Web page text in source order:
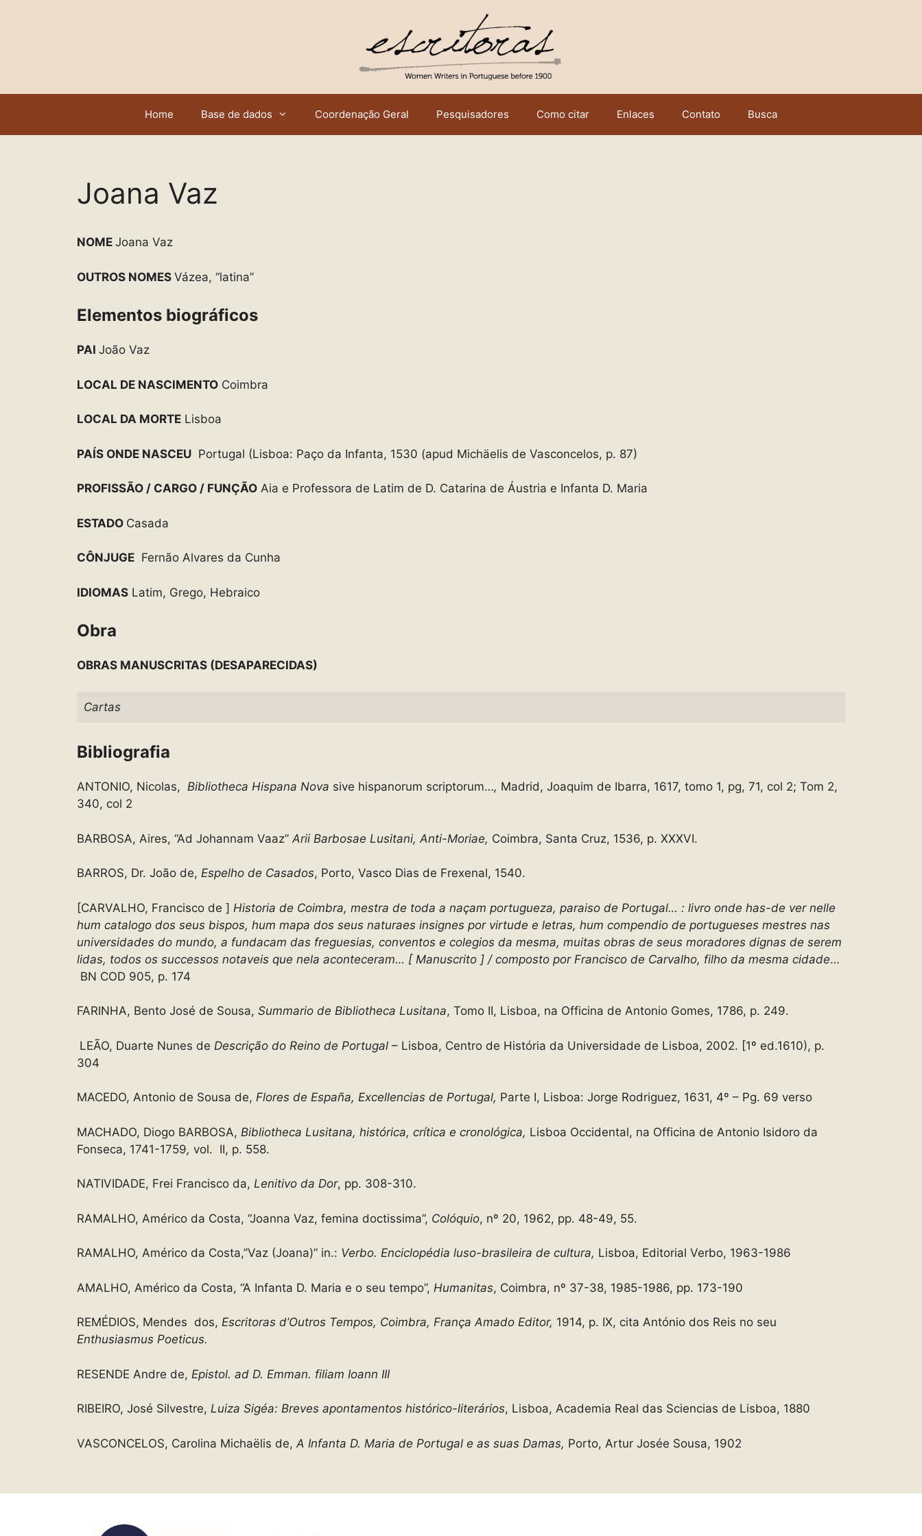
Home Base de dados Coordenação Geral Pesquisadores Como citar Enlaces Contato Busca
Joana Vaz
NOME Joana Vaz
OUTROS NOMES Vázea, “latina”
Elementos biográficos
PAI João Vaz
LOCAL DE NASCIMENTO Coimbra
LOCAL DA MORTE Lisboa
PAÍS ONDE NASCEU Portugal (Lisboa: Paço da Infanta, 1530 (apud Michäelis de Vasconcelos, p. 87)
PROFISSÃO / CARGO / FUNÇÃO Aia e Professora de Latim de D. Catarina de Áustria e Infanta D. Maria
ESTADO Casada
CÔNJUGE Fernão Alvares da Cunha
IDIOMAS Latim, Grego, Hebraico
Obra
OBRAS MANUSCRITAS (DESAPARECIDAS)
Cartas
Bibliografia
ANTONIO, Nicolas, Bibliotheca Hispana Nova sive hispanorum scriptorum…, Madrid, Joaquim de Ibarra, 1617, tomo 1, pg, 71, col 2; Tom 2,
340, col 2
BARBOSA, Aires, “Ad Johannam Vaaz” Arii Barbosae Lusitani, Anti-Moriae, Coimbra, Santa Cruz, 1536, p. XXXVI.
BARROS, Dr. João de, Espelho de Casados, Porto, Vasco Dias de Frexenal, 1540.
[CARVALHO, Francisco de ] Historia de Coimbra, mestra de toda a naçam portugueza, paraiso de Portugal… : livro onde has-de ver nelle
hum catalogo dos seus bispos, hum mapa dos seus naturaes insignes por virtude e letras, hum compendio de portugueses mestres nas
universidades do mundo, a fundacam das freguesias, conventos e colegios da mesma, muitas obras de seus moradores dignas de serem
lidas, todos os successos notaveis que nela aconteceram… [ Manuscrito ] / composto por Francisco de Carvalho, filho da mesma cidade…
BN COD 905, p. 174
FARINHA, Bento José de Sousa, Summario de Bibliotheca Lusitana, Tomo II, Lisboa, na Officina de Antonio Gomes, 1786, p. 249.
LEÃO, Duarte Nunes de Descrição do Reino de Portugal – Lisboa, Centro de História da Universidade de Lisboa, 2002. [1º ed.1610), p.
304
MACEDO, Antonio de Sousa de, Flores de España, Excellencias de Portugal, Parte I, Lisboa: Jorge Rodriguez, 1631, 4º – Pg. 69 verso
MACHADO, Diogo BARBOSA, Bibliotheca Lusitana, histórica, crítica e cronológica, Lisboa Occidental, na Officina de Antonio Isidoro da
Fonseca, 1741-1759, vol. II, p. 558.
NATIVIDADE, Frei Francisco da, Lenitivo da Dor, pp. 308-310.
RAMALHO, Américo da Costa, “Joanna Vaz, femina doctissima”, Colóquio, nº 20, 1962, pp. 48-49, 55.
RAMALHO, Américo da Costa,”Vaz (Joana)” in.: Verbo. Enciclopédia luso-brasileira de cultura, Lisboa, Editorial Verbo, 1963-1986
AMALHO, Américo da Costa, “A Infanta D. Maria e o seu tempo”, Humanitas, Coimbra, nº 37-38, 1985-1986, pp. 173-190
REMÉDIOS, Mendes dos, Escritoras d’Outros Tempos, Coimbra, França Amado Editor, 1914, p. IX, cita António dos Reis no seu
Enthusiasmus Poeticus.
RESENDE Andre de, Epistol. ad D. Emman. filiam Ioann III
RIBEIRO, José Silvestre, Luiza Sigéa: Breves apontamentos histórico-literários, Lisboa, Academia Real das Sciencias de Lisboa, 1880
VASCONCELOS, Carolina Michaëlis de, A Infanta D. Maria de Portugal e as suas Damas, Porto, Artur Josée Sousa, 1902